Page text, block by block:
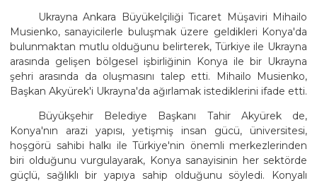
Ukrayna Ankara Büyükelçiliği Ticaret Müşaviri Mihailo
Musienko, sanayicilerle buluşmak üzere geldikleri Konya'da
bulunmaktan mutlu olduğunu belirterek, Türkiye ile Ukrayna
arasında gelişen bölgesel işbirliğinin Konya ile bir Ukrayna
şehri arasında da oluşmasını talep etti. Mihailo Musienko,
Başkan Akyürek'i Ukrayna'da ağırlamak istediklerini ifade etti.
Büyükşehir Belediye Başkanı Tahir Akyürek de,
Konya'nın arazi yapısı, yetişmiş insan gücü, üniversitesi,
hoşgörü sahibi halkı ile Türkiye'nin önemli merkezlerinden
biri olduğunu vurgulayarak, Konya sanayisinin her sektörde
güçlü, sağlıklı bir yapıya sahip olduğunu söyledi. Konyalı